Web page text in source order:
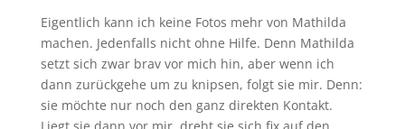
Eigentlich kann ich keine Fotos mehr von Mathilda
machen. Jedenfalls nicht ohne Hilfe. Denn Mathilda
setzt sich zwar brav vor mich hin, aber wenn ich
dann zurückgehe um zu knipsen, folgt sie mir. Denn:
sie möchte nur noch den ganz direkten Kontakt.
Liegt sie dann vor mir, dreht sie sich fix auf den